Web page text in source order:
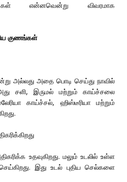
என்னவென்று விவரமாக
குணங்கள்
அல்லது அதை பொடி செய்து நாவில்
அது சளி, இருமல் மற்றும் காய்ச்சலை
காய்ச்சல், ஹிஸ்டீரியா மற்றும்
உதவுகிறது. மலும் உடலில் உள்ள
இது உடல் புதிய செல்களை